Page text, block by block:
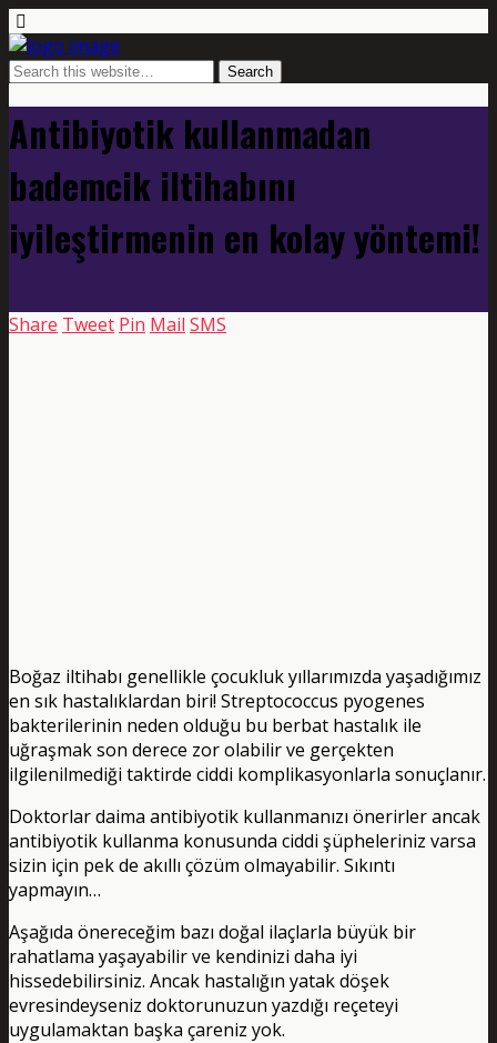
Antibiyotik kullanmadan
bademcik iltihabını
iyileştirmenin en kolay yöntemi!
Share Tweet Pin Mail SMS
Boğaz iltihabı genellikle çocukluk yıllarımızda yaşadığımız
en sık hastalıklardan biri! Streptococcus pyogenes
bakterilerinin neden olduğu bu berbat hastalık ile
uğraşmak son derece zor olabilir ve gerçekten
ilgilenilmediği taktirde ciddi komplikasyonlarla sonuçlanır.
Doktorlar daima antibiyotik kullanmanızı önerirler ancak
antibiyotik kullanma konusunda ciddi şüpheleriniz varsa
sizin için pek de akıllı çözüm olmayabilir. Sıkıntı
yapmayın…
Aşağıda önereceğim bazı doğal ilaçlarla büyük bir
rahatlama yaşayabilir ve kendinizi daha iyi
hissedebilirsiniz. Ancak hastalığın yatak döşek
evresindeyseniz doktorunuzun yazdığı reçeteyi
uygulamaktan başka çareniz yok.